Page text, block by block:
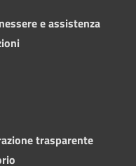
e assistenza
trasparente